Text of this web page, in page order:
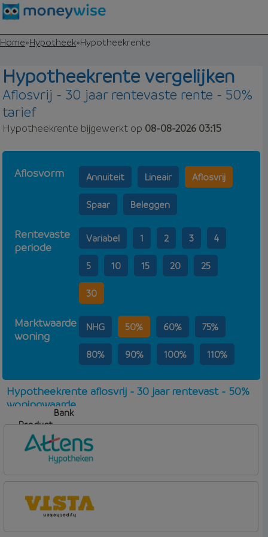
Home»Hypotheek»Hypotheekrente
Hypotheekrente vergelijken
Aflosvrij - 30 jaar rentevaste rente - 50%
tarief
Hypotheekrente bijgewerkt op 08-08-2026 03:15
Aflosvorm Annuiteit Lineair Aflosvrij
Spaar Beleggen
Rentevaste
periode
Variabel 1 2 3 4
5 10 15 20 25
30
Marktwaarde
woning
NHG 50% 60% 75%
80% 90% 100% 110%
Hypotheekrente aflosvrij - 30 jaar rentevast - 50%
woningwaarde
Bank
Product
Aflosvorm